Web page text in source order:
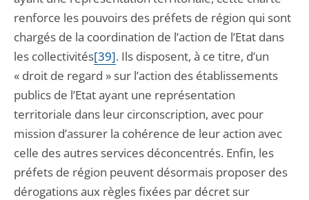
renforce les pouvoirs des préfets de région qui sont
chargés de la coordination de l’action de l’Etat dans
les collectivités[39]. Ils disposent, à ce titre, d’un
« droit de regard » sur l’action des établissements
publics de l’Etat ayant une représentation
territoriale dans leur circonscription, avec pour
mission d’assurer la cohérence de leur action avec
celle des autres services déconcentrés. Enfin, les
préfets de région peuvent désormais proposer des
dérogations aux règles fixées par décret sur